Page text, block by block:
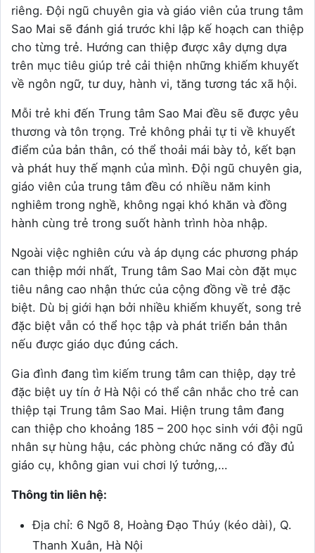
riêng. Đội ngũ chuyên gia và giáo viên của trung tâm
Sao Mai sẽ đánh giá trước khi lập kế hoạch can thiệp
cho từng trẻ. Hướng can thiệp được xây dựng dựa
trên mục tiêu giúp trẻ cải thiện những khiếm khuyết
về ngôn ngữ, tư duy, hành vi, tăng tương tác xã hội.
Mỗi trẻ khi đến Trung tâm Sao Mai đều sẽ được yêu
thương và tôn trọng. Trẻ không phải tự ti về khuyết
điểm của bản thân, có thể thoải mái bày tỏ, kết bạn
và phát huy thế mạnh của mình. Đội ngũ chuyên gia,
giáo viên của trung tâm đều có nhiều năm kinh
nghiêm trong nghề, không ngại khó khăn và đồng
hành cùng trẻ trong suốt hành trình hòa nhập.
Ngoài việc nghiên cứu và áp dụng các phương pháp
can thiệp mới nhất, Trung tâm Sao Mai còn đặt mục
tiêu nâng cao nhận thức của cộng đồng về trẻ đặc
biệt. Dù bị giới hạn bởi nhiều khiếm khuyết, song trẻ
đặc biệt vẫn có thể học tập và phát triển bản thân
nếu được giáo dục đúng cách.
Gia đình đang tìm kiếm trung tâm can thiệp, dạy trẻ
đặc biệt uy tín ở Hà Nội có thể cân nhắc cho trẻ can
thiệp tại Trung tâm Sao Mai. Hiện trung tâm đang
can thiệp cho khoảng 185 – 200 học sinh với đội ngũ
nhân sự hùng hậu, các phòng chức năng có đầy đủ
giáo cụ, không gian vui chơi lý tưởng,…
Thông tin liên hệ:
Địa chỉ: 6 Ngõ 8, Hoàng Đạo Thúy (kéo dài), Q.
Thanh Xuân, Hà Nội